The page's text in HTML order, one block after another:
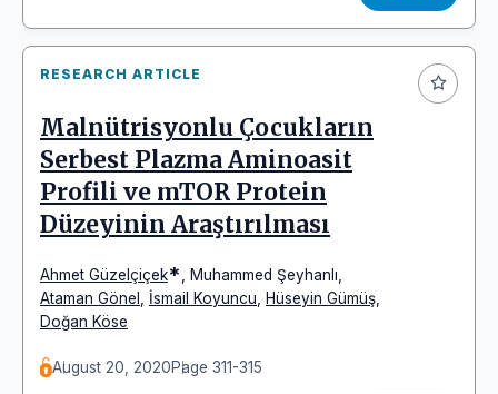
RESEARCH ARTICLE
Malnütrisyonlu Çocukların
Serbest Plazma Aminoasit
Profili ve mTOR Protein
Düzeyinin Araştırılması
Ahmet Güzelçiçek* Muhammed Şeyhanlı
Ataman Gönel
İsmail Koyuncu Hüseyin Gümüş
Doğan Köse
August 20, 2020Page 311-315